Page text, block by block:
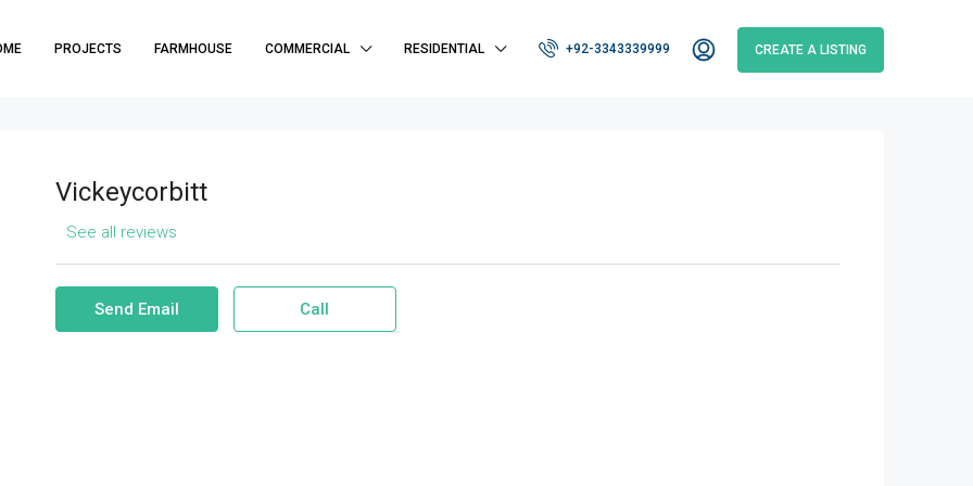
PROJECTS FARMHOUSE COMMERCIAL RESIDENTIAL +92-3343339999 CREATE A LISTING
Vickeycorbitt
See all reviews
Send Email Call